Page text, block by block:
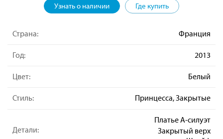
Узнать о наличии Где купить
Страна: Франция
Год: 2013
Цвет: Белый
Стиль: Принцесса, Закрытые
Детали:
Платье А-силуэт
Закрытый верх